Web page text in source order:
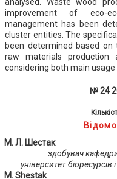
improvement of eco-
management has been
cluster entities. The
been determined based
raw materials
considering both main
№ 24
М. Л. Шестак
здобувач
університет
M. Shestak